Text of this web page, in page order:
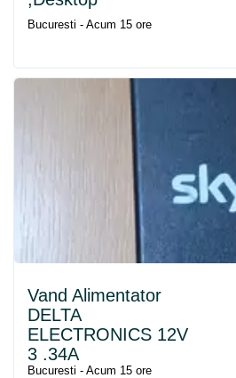
Bucuresti - Acum 15 ore
Vand Alimentator
DELTA
ELECTRONICS 12V
3 .34A
Bucuresti - Acum 15 ore